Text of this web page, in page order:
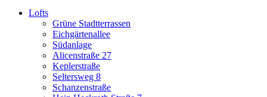
Lofts
Grüne Stadtterrassen
Eichgärtenallee
Südanlage
Alicenstraße 27
Keplerstraße
Seltersweg 8
Schanzenstraße